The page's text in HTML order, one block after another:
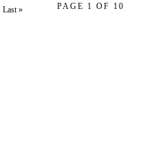
Last » PAGE 1 OF 10